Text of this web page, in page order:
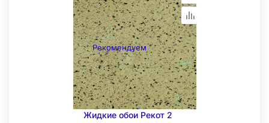
Образец на экспозиции
Рекомендуем
Жидкие обои Рекот 2